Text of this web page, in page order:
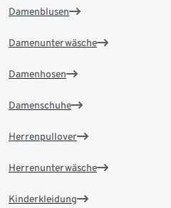
Damenblusen
Damenunterwäsche
Damenhosen
Damenschuhe
Herrenpullover
Herrenunterwäsche
Kinderkleidung